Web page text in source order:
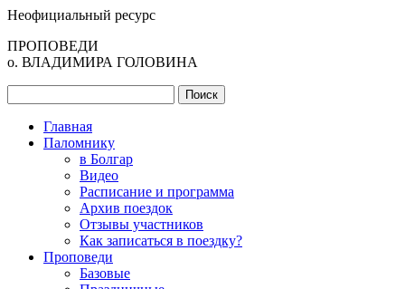
Неофициальный ресурс
ПРОПОВЕДИ
о. ВЛАДИМИРА ГОЛОВИНА
Главная
Паломнику
в Болгар
Видео
Расписание и программа
Архив поездок
Отзывы участников
Как записаться в поездку?
Проповеди
Базовые